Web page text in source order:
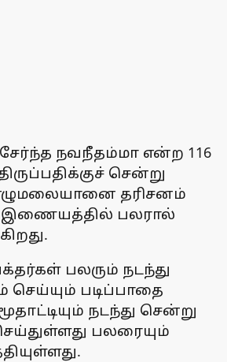
நவநீதம்மா என்ற 116
சென்று
தரிசனம்
இணையத்தில் பலரால்
பலரும் நடந்து
செய்யும் படிப்பாதை
நடந்து சென்று
பலரையும்